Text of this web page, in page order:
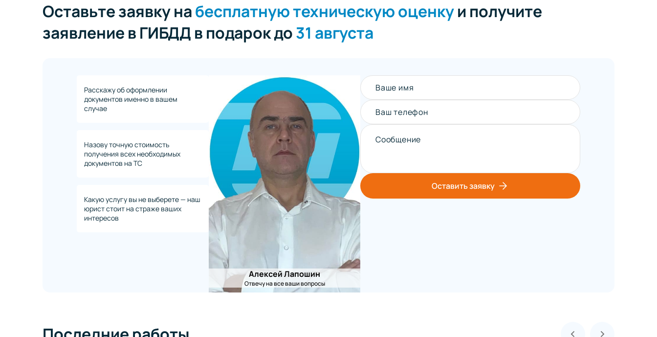
Оставьте заявку набесплатную техническую оценкуи получите
заявление в ГИБДД в подарок до31 августа
Расскажу об оформлении
документов именно в вашем
случае
Назову точную стоимость
получения всех необходимых
документов на ТС
Какую услугу вы не выберете — наш
юрист стоит на страже ваших
интересов
Алексей Лапошин
Отвечу на все ваши вопросы
Ваше имя
Ваш телефон
Сообщение
Оставить заявку